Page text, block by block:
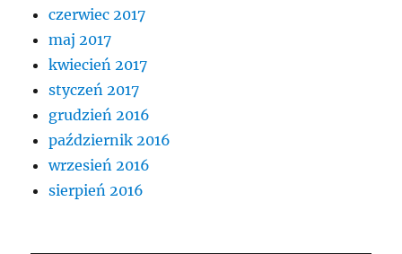
czerwiec 2017
maj 2017
kwiecień 2017
styczeń 2017
grudzień 2016
październik 2016
wrzesień 2016
sierpień 2016